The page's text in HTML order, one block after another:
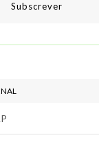
Subscrever